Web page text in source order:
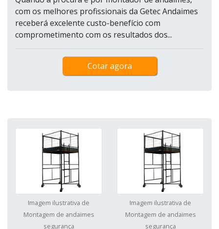
com os melhores profissionais da Getec Andaimes
receberá excelente custo-benefício com
comprometimento com os resultados dos...
Cotar agora
Imagem ilustrativa de
Montagem de andaimes
segurança
Imagem ilustrativa de
Montagem de andaimes
segurança